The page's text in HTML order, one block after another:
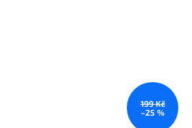
199 Kč
–25 %